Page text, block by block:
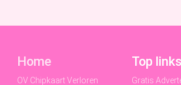
Home
OV Chipkaart Verloren
Top links
Gratis